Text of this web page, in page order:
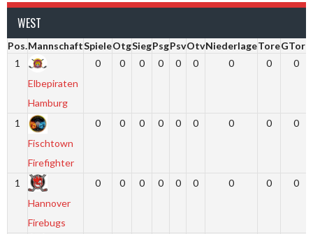
WEST
Pos.MannschaftSpieleOtgSiegPsgPsvOtvNiederlageToreGTore
1
Elbepiraten
Hamburg
0 0 0 0 0 0 0 0 0
1
Fischtown
Firefighter
0 0 0 0 0 0 0 0 0
1
Hannover
Firebugs
0 0 0 0 0 0 0 0 0